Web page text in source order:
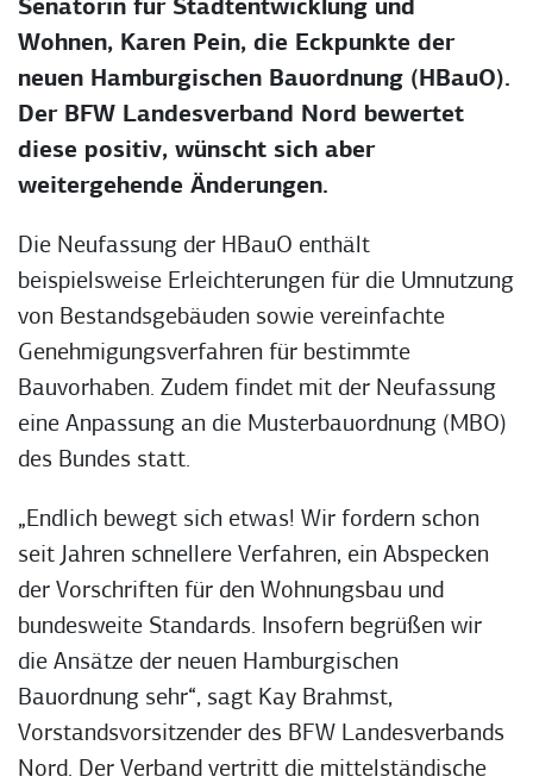
Senatorin für Stadtentwicklung und
Wohnen, Karen Pein, die Eckpunkte der
neuen Hamburgischen Bauordnung (HBauO).
Der BFW Landesverband Nord bewertet
diese positiv, wünscht sich aber
weitergehende Änderungen.
Die Neufassung der HBauO enthält
beispielsweise Erleichterungen für die Umnutzung
von Bestandsgebäuden sowie vereinfachte
Genehmigungsverfahren für bestimmte
Bauvorhaben. Zudem findet mit der Neufassung
eine Anpassung an die Musterbauordnung (MBO)
des Bundes statt.
„Endlich bewegt sich etwas! Wir fordern schon
seit Jahren schnellere Verfahren, ein Abspecken
der Vorschriften für den Wohnungsbau und
bundesweite Standards. Insofern begrüßen wir
die Ansätze der neuen Hamburgischen
Bauordnung sehr“, sagt Kay Brahmst,
Vorstandsvorsitzender des BFW Landesverbands
Nord. Der Verband vertritt die mittelständische